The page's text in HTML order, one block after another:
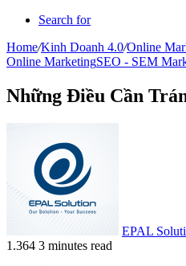
Search for
Home/Kinh Doanh 4.0/Online
Online MarketingSEO - SEM
Những Điều Cần
EPAL
1.364 3 minutes read